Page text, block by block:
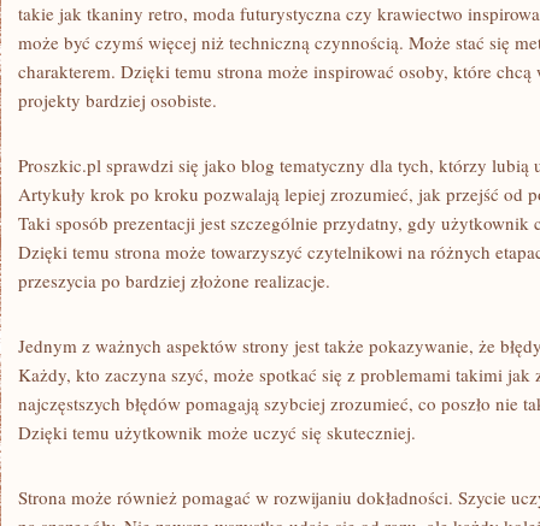
takie jak tkaniny retro, moda futurystyczna czy krawiectwo
może być czymś więcej niż techniczną czynnością. Może stać się
charakterem. Dzięki temu strona może inspirować osoby, które
projekty bardziej osobiste.
Proszkic.pl sprawdzi się jako blog tematyczny dla tych, którzy lubią
Artykuły krok po kroku pozwalają lepiej zrozumieć, jak przejść od
Taki sposób prezentacji jest szczególnie przydatny, gdy użytkownik
Dzięki temu strona może towarzyszyć czytelnikowi na różnych
przeszycia po bardziej złożone realizacje.
Jednym z ważnych aspektów strony jest także pokazywanie, że
Każdy, kto zaczyna szyć, może spotkać się z problemami takimi
najczęstszych błędów pomagają szybciej zrozumieć, co poszło nie
Dzięki temu użytkownik może uczyć się skuteczniej.
Strona może również pomagać w rozwijaniu dokładności. Szycie